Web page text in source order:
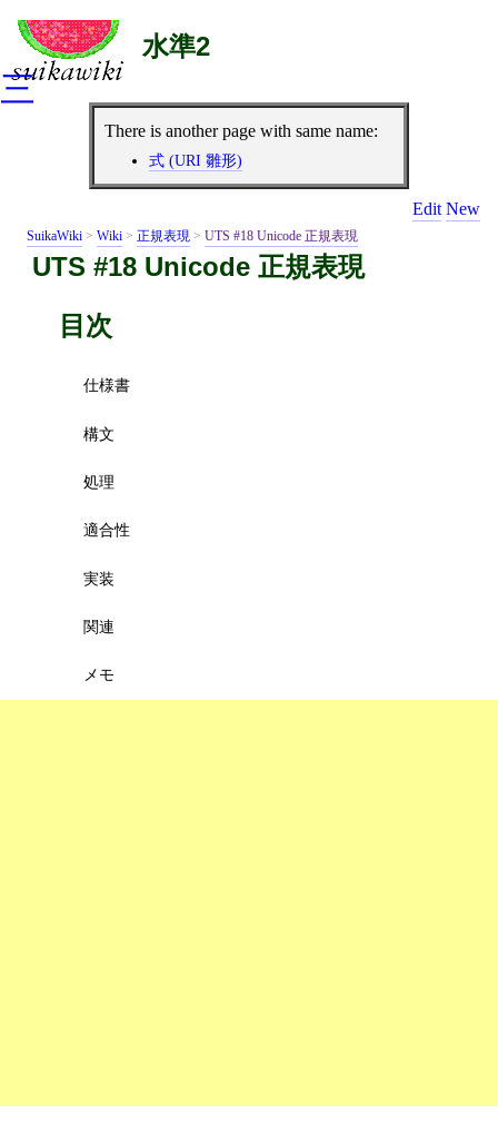
水準2
There is another page with same name:
式 (URI 雛形)
Edit New
SuikaWiki > Wiki > 正規表現 > UTS #18 Unicode 正規表現
UTS #18 Unicode 正規表現
目次
仕様書
構文
処理
適合性
実装
関連
メモ
三